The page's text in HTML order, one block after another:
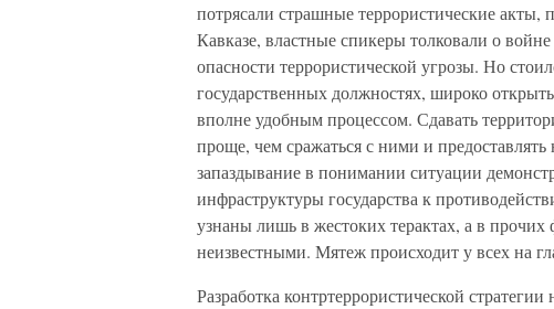
потрясали страшные террористические
Кавказе, властные спикеры толковали о
опасности террористической угрозы. Но
государственных должностях, широко
вполне удобным процессом. Сдавать
проще, чем сражаться с ними и
запаздывание в понимании ситуации
инфраструктуры государства к
узнаны лишь в жестоких терактах, а в
неизвестными. Мятеж происходит у всех на
Разработка контртеррористической